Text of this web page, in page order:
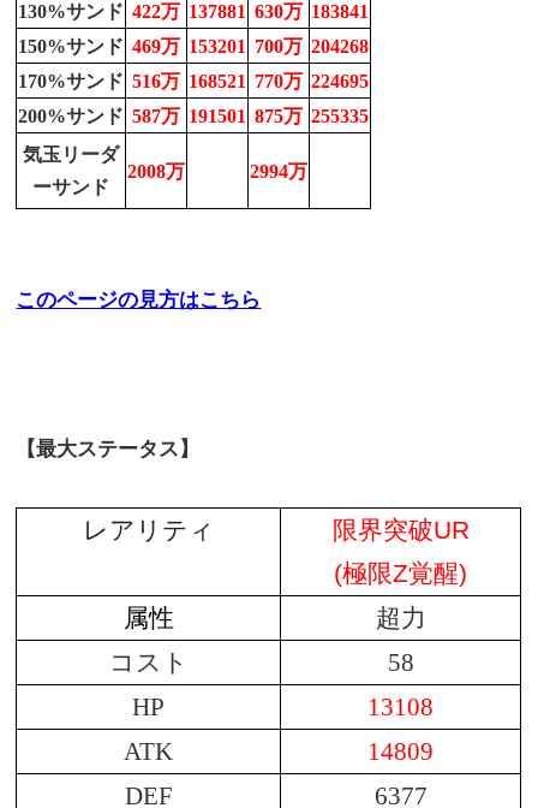
130%サンド 422万 137881 630万 183841
150%サンド 469万 153201 700万 204268
170%サンド 516万 168521 770万 224695
200%サンド 587万 191501 875万 255335
気玉リーダ
ーサンド
2008万 2994万
このページの見方はこちら
【最大ステータス】
レアリティ
限界突破UR
(極限Z覚醒)
属性
超力
コスト
58
HP
13108
ATK
14809
DEF
6377